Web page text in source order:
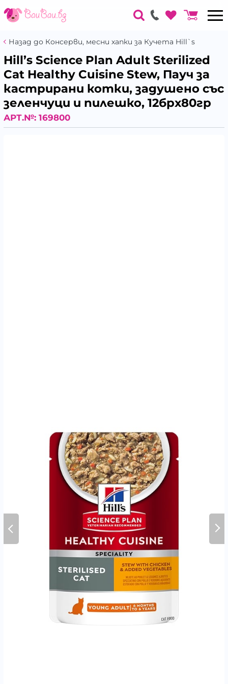
Назад до Консерви, месни хапки за Кучета Hill`s
Hill’s Science Plan Adult Sterilized
Cat Healthy Cuisine Stew, Пауч за
кастрирани котки, задушено със
зеленчуци и пилешко, 12брх80гр
АРТ.№: 169800